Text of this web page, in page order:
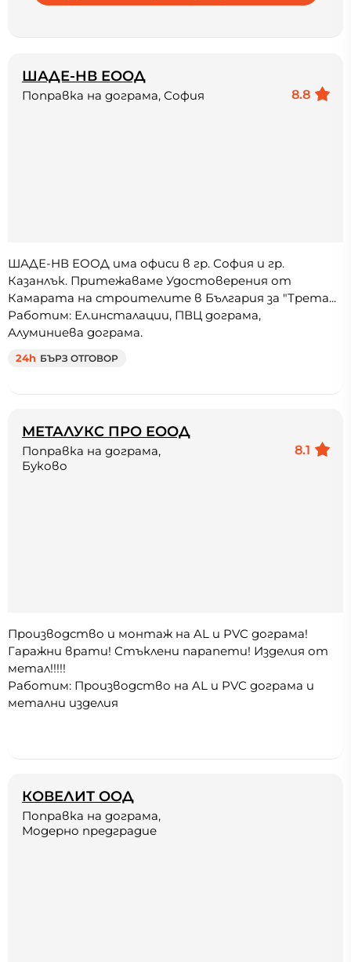
ШАДЕ-НВ ЕООД
8.8
Поправка на дограма, София
ШАДЕ-НВ ЕООД има офиси в гр. София и гр.
Казанлък. Притежаваме Удостоверения от
Камарата на строителите в България за "Трета...
Работим: Ел.инсталации, ПВЦ дограма,
Алуминиева дограма.
24h БЪРЗ ОТГОВОР
МЕТАЛУКС ПРО ЕООД
8.1
Поправка на дограма,
Буково
Производство и монтаж на AL и PVC дограма!
Гаражни врати! Стъклени парапети! Изделия от
метал!!!!!
Работим: Производство на AL и PVC дограма и
метални изделия
КОВЕЛИТ ООД
Поправка на дограма,
Модерно предградие